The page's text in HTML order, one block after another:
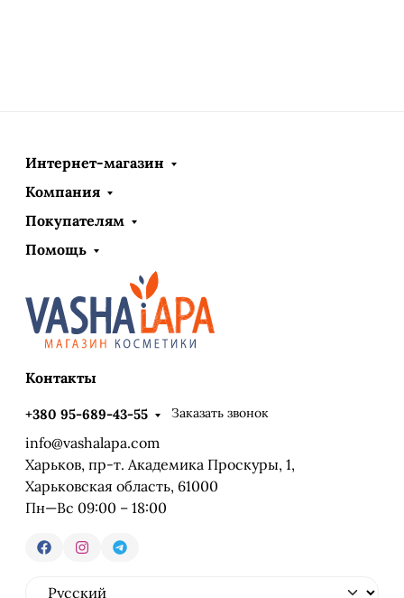
Интернет-магазин
Компания
Покупателям
Помощь
Контакты
+380 95-689-43-55 Заказать звонок
info@vashalapa.com
Харьков, пр-т. Академика Проскуры, 1,
Харьковская область, 61000
Пн—Вс 09:00 – 18:00